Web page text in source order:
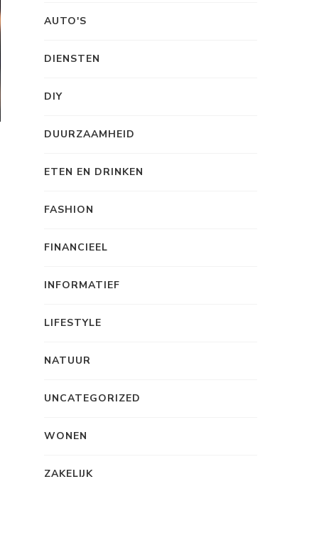
AUTO'S
DIENSTEN
DIY
DUURZAAMHEID
ETEN EN DRINKEN
FASHION
FINANCIEEL
INFORMATIEF
LIFESTYLE
NATUUR
UNCATEGORIZED
WONEN
ZAKELIJK